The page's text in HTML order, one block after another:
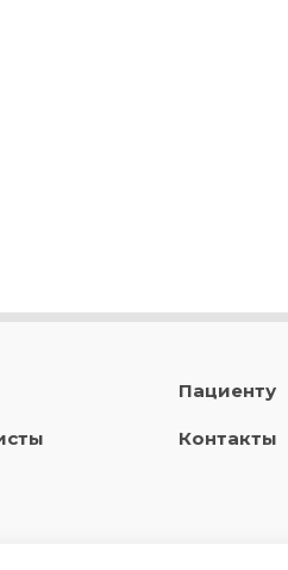
Пациенту
Контакты